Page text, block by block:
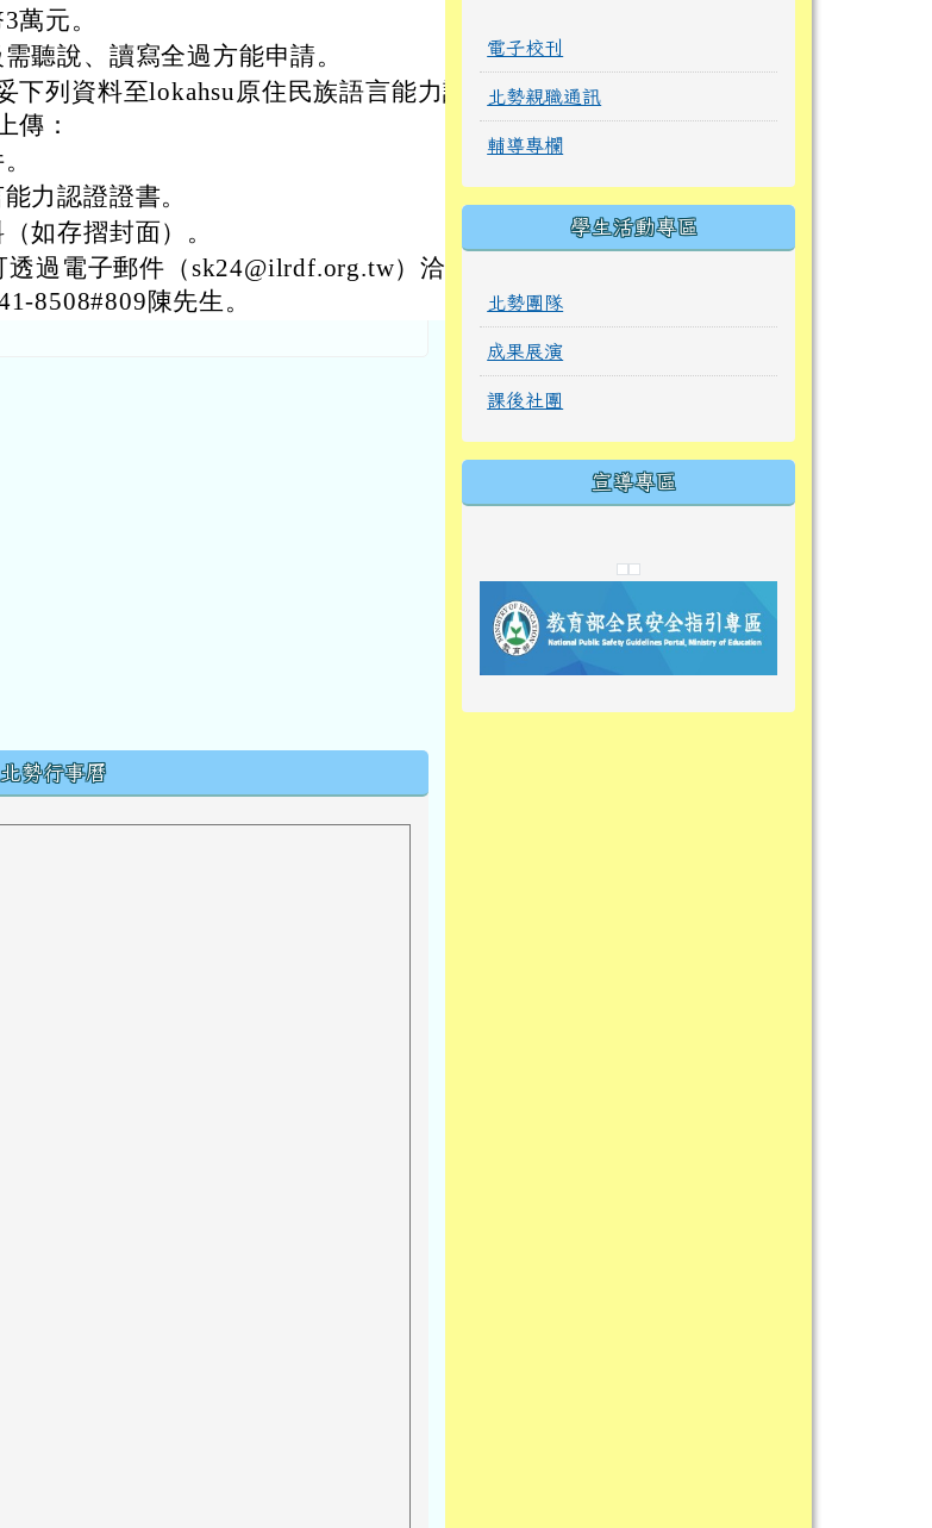
萬元。
聽說、讀寫全過方能申請。
下列資料至lokahsu原住民族語言能力認
傳：
力認證證書。
如存摺封面）。
透過電子郵件（sk24@ilrdf.org.tw）洽
8508#809陳先生。
北勢行事曆
電子校刊
北勢親職通訊
輔導專欄
學生活動專區
北勢團隊
成果展演
課後社團
宣導專區
link to https://
link to https://eliteracy.edu.tw/
link to https://
link to https://10000.gov.tw/
link to https://eliteracy.edu.tw/
link to https://10000.gov.tw/
link to https://
link to https://
link to https://i.win.org.tw/
link to https://
link to https://
link to https://
link to https://